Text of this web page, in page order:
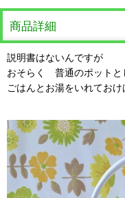
商品詳細
説明書はないんですが
おそらく 普通のポットと
ごはんとお湯をいれておけ